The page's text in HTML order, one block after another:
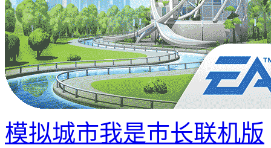
模拟城市我是巿长联机版